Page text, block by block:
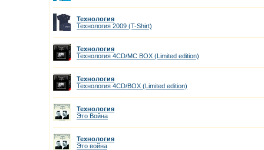
Технология
Технология 2009 (T-Shirt)
Технология
Технология 4CD/MC ВОХ (Limited edition)
Технология
Технология 4CD/ВОХ (Limited edition)
Технология
Это Война
Технология
Это война